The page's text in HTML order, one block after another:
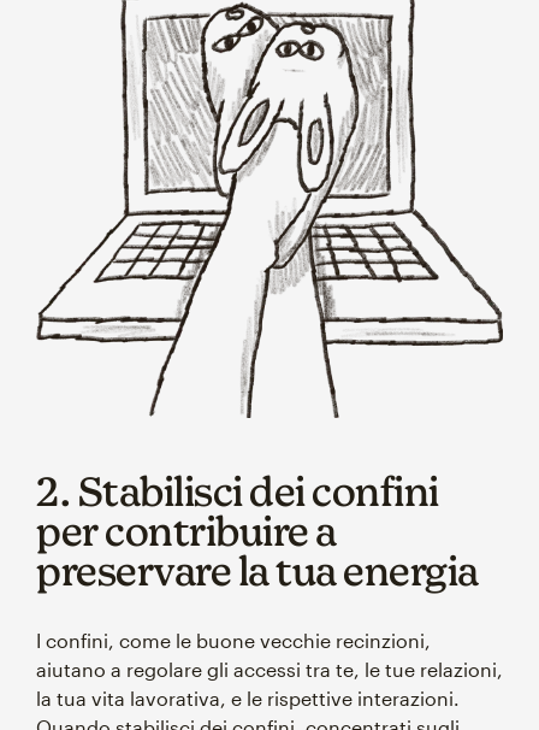
2. Stabilisci dei confini
per contribuire a
preservare la tua energia
I confini, come le buone vecchie recinzioni,
aiutano a regolare gli accessi tra te, le tue relazioni,
la tua vita lavorativa, e le rispettive interazioni.